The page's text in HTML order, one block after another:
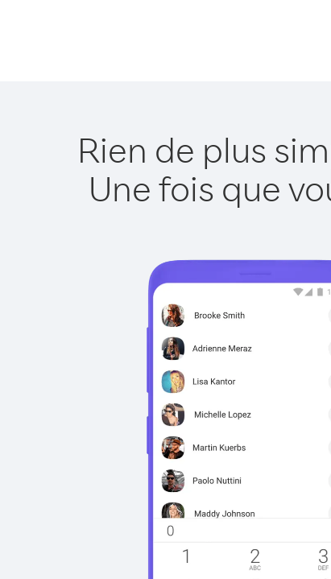
Rien de plus
Une fois que